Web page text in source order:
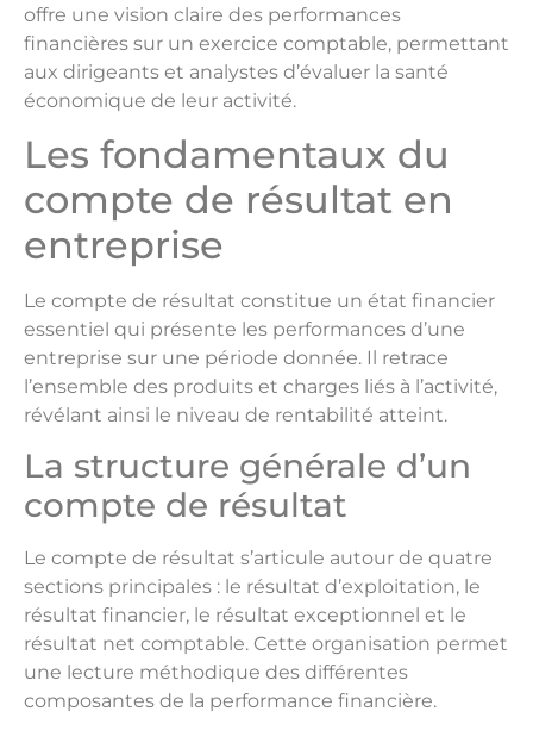
offre une vision claire des performances
financières sur un exercice comptable, permettant
aux dirigeants et analystes d’évaluer la santé
économique de leur activité.
Les fondamentaux du
compte de résultat en
entreprise
Le compte de résultat constitue un état financier
essentiel qui présente les performances d’une
entreprise sur une période donnée. Il retrace
l’ensemble des produits et charges liés à l’activité,
révélant ainsi le niveau de rentabilité atteint.
La structure générale d’un
compte de résultat
Le compte de résultat s’articule autour de quatre
sections principales : le résultat d’exploitation, le
résultat financier, le résultat exceptionnel et le
résultat net comptable. Cette organisation permet
une lecture méthodique des différentes
composantes de la performance financière.